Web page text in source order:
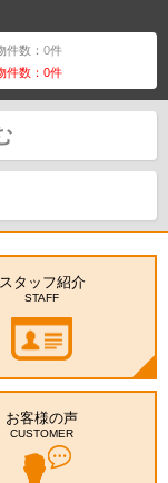
件数：0件
件数：0件
スタッフ紹介
STAFF
お客様の声
CUSTOMER